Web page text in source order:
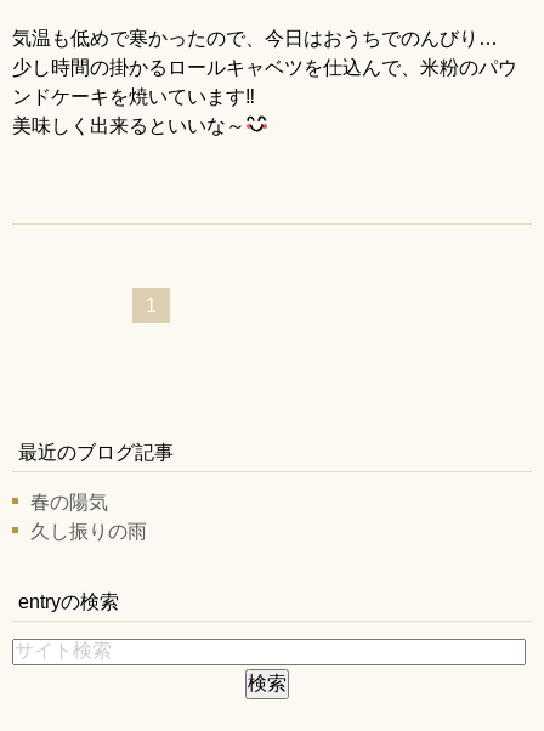
気温も低めで寒かったので、今日はおうちでのんびり…
少し時間の掛かるロールキャベツを仕込んで、米粉のパウ
ンドケーキを焼いています‼
美味しく出来るといいな～
1
最近のブログ記事
春の陽気
久し振りの雨
entryの検索